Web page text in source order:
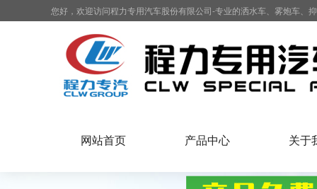
您好，欢迎访问程力专用汽车股份有限公司-专业的洒水车、雾炮车、
网站首页 产品中心 关于